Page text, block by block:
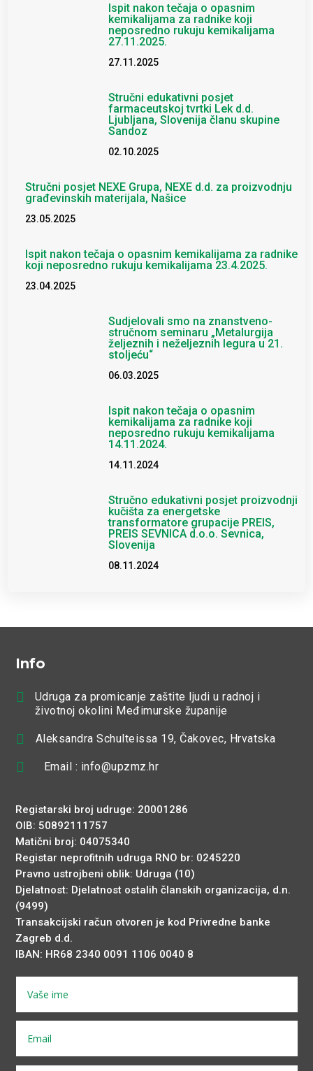
Ispit nakon tečaja o opasnim
kemikalijama za radnike koji
neposredno rukuju kemikalijama
27.11.2025.
27.11.2025
Stručni edukativni posjet
farmaceutskoj tvrtki Lek d.d.
Ljubljana, Slovenija članu skupine
Sandoz
02.10.2025
Stručni posjet NEXE Grupa, NEXE d.d. za proizvodnju
građevinskih materijala, Našice
23.05.2025
Ispit nakon tečaja o opasnim kemikalijama za radnike
koji neposredno rukuju kemikalijama 23.4.2025.
23.04.2025
Sudjelovali smo na znanstveno-
stručnom seminaru „Metalurgija
željeznih i neželjeznih legura u 21.
stoljeću“
06.03.2025
Ispit nakon tečaja o opasnim
kemikalijama za radnike koji
neposredno rukuju kemikalijama
14.11.2024.
14.11.2024
Stručno edukativni posjet proizvodnji
kučišta za energetske
transformatore grupacije PREIS,
PREIS SEVNICA d.o.o. Sevnica,
Slovenija
08.11.2024
Info

Udruga za promicanje zaštite ljudi u radnoj i
životnoj okolini Međimurske županije
 Aleksandra Schulteissa 19, Čakovec, Hrvatska
 Email : info@upzmz.hr
Registarski broj udruge: 20001286
OIB: 50892111757
Matični broj: 04075340
Registar neprofitnih udruga RNO br: 0245220
Pravno ustrojbeni oblik: Udruga (10)
Djelatnost: Djelatnost ostalih članskih organizacija, d.n.
(9499)
Transakcijski račun otvoren je kod Privredne banke
Zagreb d.d.
IBAN: HR68 2340 0091 1106 0040 8